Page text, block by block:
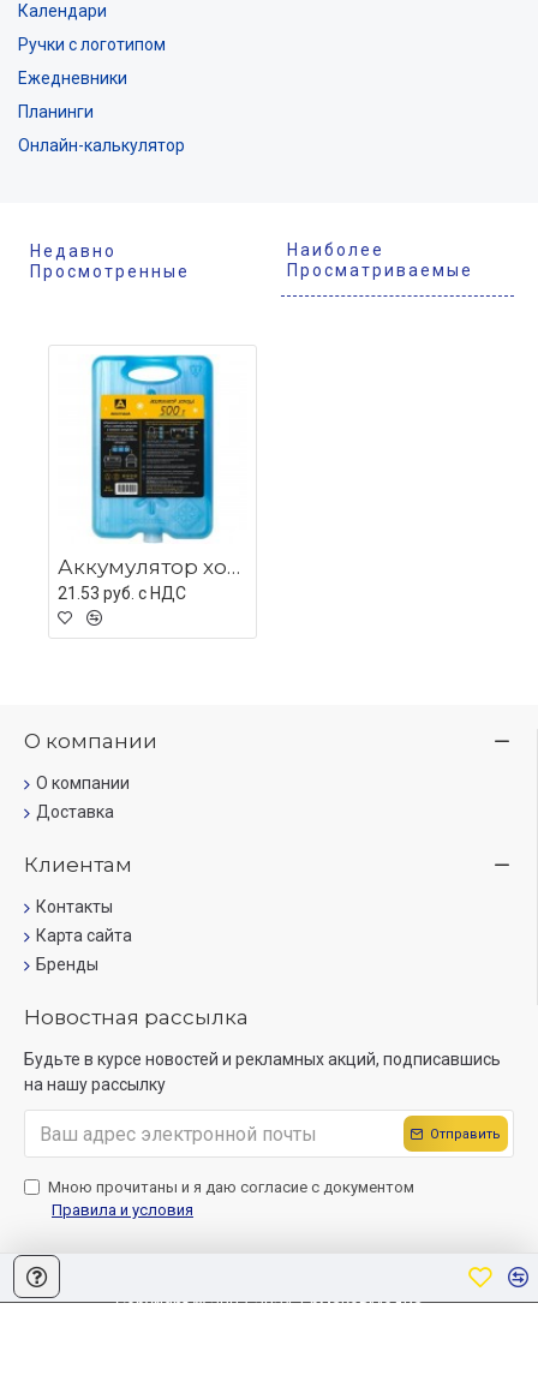
Календари
Ручки с логотипом
Ежедневники
Планинги
Онлайн-калькулятор
Недавно
Просмотренные
Наиболее
Просматриваемые
Аккумулятор холода «Арктика 500»
21.53 руб. c НДС
О компании
О компании
Доставка
Клиентам
Контакты
Карта сайта
Бренды
Новостная рассылка
Будьте в курсе новостей и рекламных акций, подписавшись
на нашу рассылку
Отправить
Мною прочитаны и я даю согласие с документом
Правила и условия
Copyright © 2007-2024, ЕрмаковМедиа